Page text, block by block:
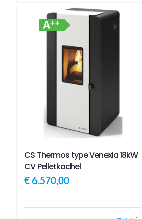
CS Thermos type Venexia 18kW
CV Pelletkachel
€6.570,00